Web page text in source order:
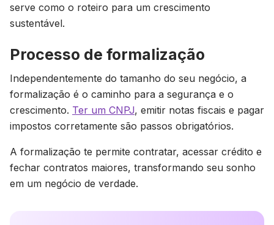
serve como o roteiro para um crescimento
sustentável.
Processo de formalização
Independentemente do tamanho do seu negócio, a
formalização é o caminho para a segurança e o
crescimento. Ter um CNPJ, emitir notas fiscais e pagar
impostos corretamente são passos obrigatórios.
A formalização te permite contratar, acessar crédito e
fechar contratos maiores, transformando seu sonho
em um negócio de verdade.